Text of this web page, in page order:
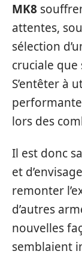
MK8
attentes,
sélection
cruciale
S’entêter à
lors des
Il est donc
et
remonter
d’autres
nouvelles
semblaient